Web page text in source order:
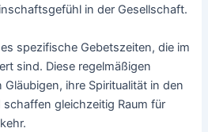
in der Gesellschaft.
spezifische Gebetszeiten, die im
sind. Diese regelmäßigen
ihre Spiritualität in den
gleichzeitig Raum für